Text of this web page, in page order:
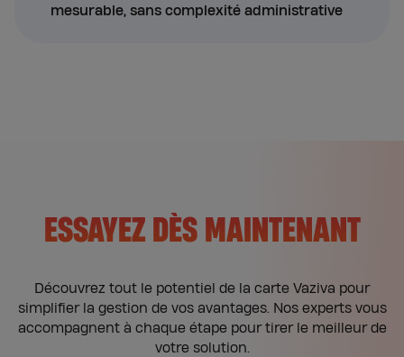
mesurable, sans complexité administrative
ESSAYEZ DÈS MAINTENANT
Découvrez tout le potentiel de la carte Vaziva pour
simplifier la gestion de vos avantages. Nos experts vous
accompagnent à chaque étape pour tirer le meilleur de
votre solution.